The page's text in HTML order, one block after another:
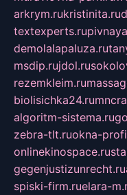
arkrym.rukristinita.ru
textexperts.ru
demolalapaluza.ru
msdip.rujdol.ru
rezemkleim.ru
biolisichka24.ru
algoritm-sistema.ru
zebra-tlt.ruokna-
onlinekinospace.ru
gegenjustizunrecht.ru
spiski-firm.ruelara-